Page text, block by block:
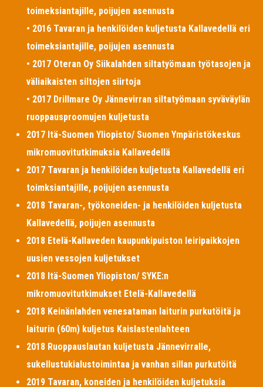
toimeksiantajille, poijujen asennusta
• 2016 Tavaran ja henkilöiden kuljetusta Kallavedellä eri
toimeksiantajille, poijujen asennusta
• 2017 Oteran Oy Siikalahden siltatyömaan työtasojen ja
väliaikaisten siltojen siirtoja
• 2017 Drillmare Oy Jännevirran siltatyömaan syväväylän
ruoppausproomujen kuljetusta
2017 Itä-Suomen Yliopisto/ Suomen Ympäristökeskus
mikromuovitutkimuksia Kallavedellä
2017 Tavaran ja henkilöiden kuljetusta Kallavedellä eri
toimksiantajille, poijujen asennusta
2018 Tavaran-, työkoneiden- ja henkilöiden kuljetusta
Kallavedellä, poijujen asennusta
2018 Etelä-Kallaveden kaupunkipuiston leiripaikkojen
uusien vessojen kuljetukset
2018 Itä-Suomen Yliopiston/ SYKE:n
mikromuovitutkimukset Etelä-Kallavedellä
2018 Keinänlahden venesataman laiturin purkutöitä ja
laiturin (60m) kuljetus Kaislastenlahteen
2018 Ruoppauslautan kuljetusta Jännevirralle,
sukellustukialustoimintaa ja vanhan sillan purkutöitä
2019 Tavaran, koneiden ja henkilöiden kuljetuksia